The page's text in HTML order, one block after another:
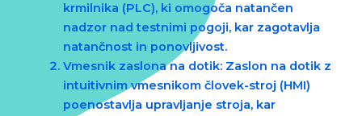
krmilnika (PLC), ki omogoča natančen
nadzor nad testnimi pogoji, kar zagotavlja
natančnost in ponovljivost.
Vmesnik zaslona na dotik: Zaslon na dotik z
intuitivnim vmesnikom človek-stroj (HMI)
poenostavlja upravljanje stroja, kar